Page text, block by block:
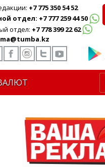
+7 775 350 54 52
отдел: +7 777 259 44 50
отдел: +7 778 399 22 62